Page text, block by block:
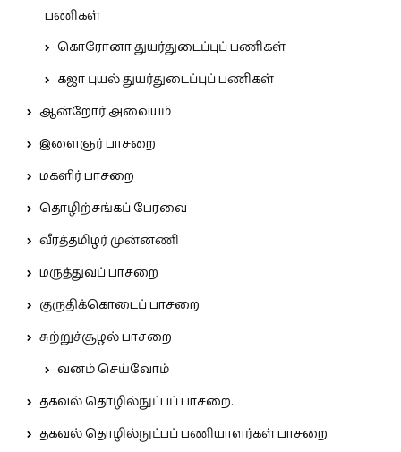
பணிகள்
கொரோனா துயர்துடைப்புப் பணிகள்
கஜா புயல் துயர்துடைப்புப் பணிகள்
ஆன்றோர் அவையம்
இளைஞர் பாசறை
மகளிர் பாசறை
தொழிற்சங்கப் பேரவை
வீரத்தமிழர் முன்னணி
மருத்துவப் பாசறை
குருதிக்கொடைப் பாசறை
சுற்றுச்சூழல் பாசறை
வனம் செய்வோம்
தகவல் தொழில்நுட்பப் பாசறை.
தகவல் தொழில்நுட்பப் பணியாளர்கள் பாசறை